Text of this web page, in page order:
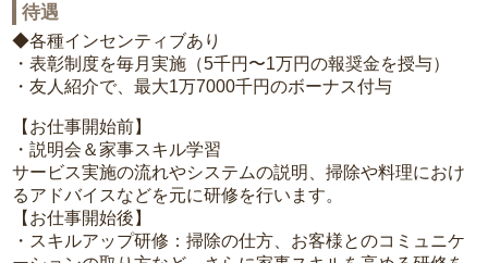
待遇
◆各種インセンティブあり
・表彰制度を毎月実施（5千円〜1万円の報奨金を授与）
・友人紹介で、最大1万7000千円のボーナス付与
【お仕事開始前】
・説明会＆家事スキル学習
サービス実施の流れやシステムの説明、掃除や料理におけ
るアドバイスなどを元に研修を行います。
【お仕事開始後】
・スキルアップ研修：掃除の仕方、お客様とのコミュニケ